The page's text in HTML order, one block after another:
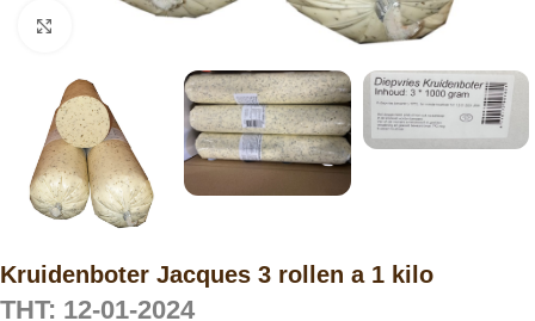
Click to enlarge
Kruidenboter Jacques 3 rollen a 1 kilo
THT: 12-01-2024